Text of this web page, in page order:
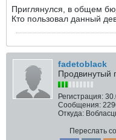
Приглянулся, в общем
Кто пользовал данный
fadetoblack
Продвинутый
Регистрация:
Сообщения:
Откуда:
Переслать